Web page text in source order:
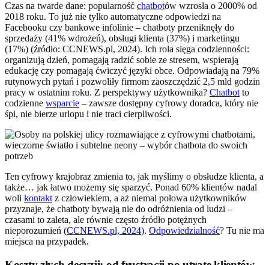
Czas na twarde dane: popularność chatbotów wzrosła o 2000% od
2018 roku. To już nie tylko automatyczne odpowiedzi na
Facebooku czy bankowe infolinie – chatboty przeniknęły do
sprzedaży (41% wdrożeń), obsługi klienta (37%) i marketingu
(17%) (źródło: CCNEWS.pl, 2024). Ich rola sięga codzienności:
organizują dzień, pomagają radzić sobie ze stresem, wspierają
edukację czy pomagają ćwiczyć języki obce. Odpowiadają na 79%
rutynowych pytań i pozwoliły firmom zaoszczędzić 2,5 mld godzin
pracy w ostatnim roku. Z perspektywy użytkownika? Chatbot to
codzienne wsparcie – zawsze dostępny cyfrowy doradca, który nie
śpi, nie bierze urlopu i nie traci cierpliwości.
Ten cyfrowy krajobraz zmienia to, jak myślimy o obsłudze klienta, a
także… jak łatwo możemy się sparzyć. Ponad 60% klientów nadal
woli kontakt z człowiekiem, a aż niemal połowa użytkowników
przyznaje, że chatboty bywają nie do odróżnienia od ludzi –
czasami to zaleta, ale równie często źródło potężnych
nieporozumień (CCNEWS.pl, 2024). Odpowiedzialność? Tu nie ma
miejsca na przypadek.